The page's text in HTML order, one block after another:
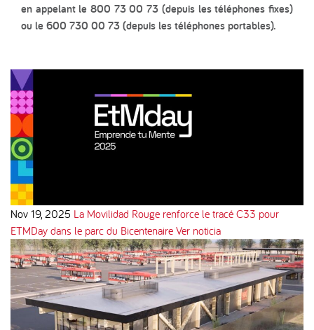
en appelant le 800 73 00 73 (depuis les téléphones fixes)
ou le 600 730 00 73 (depuis les téléphones portables).
Nov 19, 2025 La Movilidad Rouge renforce le tracé C33 pour
ETMDay dans le parc du Bicentenaire Ver noticia